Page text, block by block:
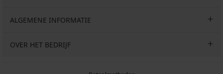
ALGEMENE INFORMATIE
OVER HET BEDRIJF